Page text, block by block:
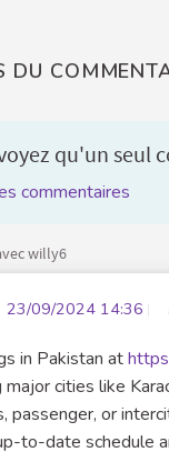
DU
qu'un seul
commentaires
willy6
23/09/2024 14:36
in Pakistan at
major cities like
passenger, or
to-date schedule